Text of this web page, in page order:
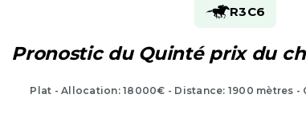
R3C6
Pronostic du Quinté prix du
Plat - Allocation: 18000€ - Distance: 1900 mètres -